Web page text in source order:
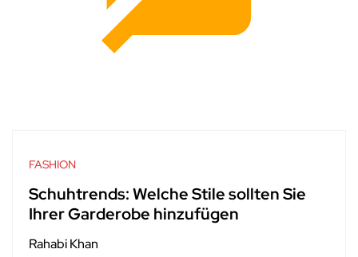
FASHION
Schuhtrends: Welche Stile sollten Sie
Ihrer Garderobe hinzufügen
Rahabi Khan